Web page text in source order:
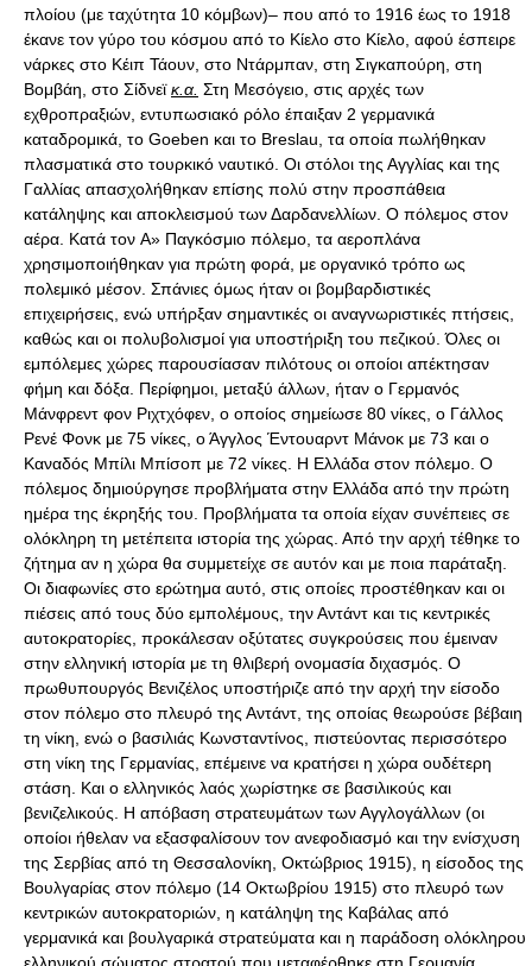
πλοίου (με ταχύτητα 10 κόμβων)– που από το 1916 έως το 1918
έκανε τον γύρο του κόσμου από το Κίελο στο Κίελο, αφού έσπειρε
νάρκες στο Κέιπ Τάουν, στο Ντάρμπαν, στη Σιγκαπούρη, στη
Βομβάη, στο Σίδνεϊκ.α. Στη Μεσόγειο, στις αρχές των εχθροπραξιών, εντυπωσιακό ρόλο έπαιξαν 2 γερμανικά καταδρομικά, το Goeben και το Breslau, τα οποία πωλήθηκαν πλασματικά στο τουρκικό ναυτικό. Οι στόλοι της Αγγλίας και της Γαλλίας απασχολήθηκαν επίσης πολύ στην προσπάθεια κατάληψης και αποκλεισμού των Δαρδανελλίων. Ο πόλεμος στον αέρα. Κατά τον A» Παγκόσμιο πόλεμο, τα αεροπλάνα χρησιμοποιήθηκαν για πρώτη φορά, με οργανικό τρόπο ως πολεμικό μέσον. Σπάνιες όμως ήταν οι βομβαρδιστικές επιχειρήσεις, ενώ υπήρξαν σημαντικές οι αναγνωριστικές πτήσεις, καθώς και οι πολυβολισμοί για υποστήριξη του πεζικού. Όλες οι εμπόλεμες χώρες παρουσίασαν πιλότους οι οποίοι απέκτησαν φήμη και δόξα. Περίφημοι, μεταξύ άλλων, ήταν ο Γερμανός Μάνφρεντ φον Ριχτχόφεν, ο οποίος σημείωσε 80 νίκες, ο Γάλλος Ρενέ Φονκ με 75 νίκες, ο Άγγλος Έντουαρντ Μάνοκ με 73 και ο Καναδός Μπίλι Μπίσοπ με 72 νίκες. Η Ελλάδα στον πόλεμο. Ο πόλεμος δημιούργησε προβλήματα στην Ελλάδα από την πρώτη ημέρα της έκρηξής του. Προβλήματα τα οποία είχαν συνέπειες σε ολόκληρη τη μετέπειτα ιστορία της χώρας. Από την αρχή τέθηκε το ζήτημα αν η χώρα θα συμμετείχε σε αυτόν και με ποια παράταξη. Οι διαφωνίες στο ερώτημα αυτό, στις οποίες προστέθηκαν και οι πιέσεις από τους δύο εμπολέμους, την Αντάντ και τις κεντρικές αυτοκρατορίες, προκάλεσαν οξύτατες συγκρούσεις που έμειναν στην ελληνική ιστορία με τη θλιβερή ονομασία διχασμός. Ο πρωθυπουργός Βενιζέλος υποστήριζε από την αρχή την είσοδο στον πόλεμο στο πλευρό της Αντάντ, της οποίας θεωρούσε βέβαιη τη νίκη, ενώ ο βασιλιάς Κωνσταντίνος, πιστεύοντας περισσότερο στη νίκη της Γερμανίας, επέμεινε να κρατήσει η χώρα ουδέτερη στάση. Και ο ελληνικός λαός χωρίστηκε σε βασιλικούς και βενιζελικούς. Η απόβαση στρατευμάτων των Αγγλογάλλων (οι οποίοι ήθελαν να εξασφαλίσουν τον ανεφοδιασμό και την ενίσχυση της Σερβίας από τη Θεσσαλονίκη, Οκτώβριος 1915), η είσοδος της Βουλγαρίας στον πόλεμο (14 Οκτωβρίου 1915) στο πλευρό των κεντρικών αυτοκρατοριών, η κατάληψη της Καβάλας από γερμανικά και βουλγαρικά στρατεύματα και η παράδοση ολόκληρου ελληνικού σώματος στρατού που μεταφέρθηκε στη Γερμανία (Σεπτέμβριος 1916), όξυναν την κρίση, και ο Βενιζέλος σχημάτισε χωριστή προσωρινή κυβέρνηση στη Θεσσαλονίκη (9 Οκτωβρίου) η οποία κήρυξε τον πόλεμο εναντίον της Γερμανίας (23 Νοεμβρίου). Στις 11 Ιουνίου 1917, οι Αγγλογάλλοι αξίωσαν την παραίτηση του Κωνσταντίνου, τον οποίο κατηγορούσαν ως γερμανόφιλο. Ο βασιλιάς έφυγε στην Ελβετία, ο Βενιζέλος σχημάτισε κυβέρνηση στην Αθήνα και στις 2 Ιουλίου η Ελλάδα συμμετείχε επίσημα στον πόλεμο στο πλευρό της Αντάντ. Η ενεργητική συμμετοχή της Ελλάδας ενίσχυσε το συμμαχικό μέτωπο της Βαλκανικής και επέτρεψε την προετοιμασία της αντεπίθεσης. Οι πρώτες αντεπιθέσεις με αξιόλογες, αν και τοπικές επιτυχίες, σημειώθηκαν αμέσως (φθινόπωρο του 1917), με συμμετοχή και ελληνικών μονάδων στο πλευρό των αγγλογαλλικών καθώς και των σερβικών, που είχαν στο μεταξύ ανασυγκροτηθεί στο ελληνικό έδαφος. Τον Μάιο 1918, καθαρά ελληνικές δυνάμεις σημείωσαν την πρώτη αξιόλογη συμμαχική επιτυχία με την ανακατάληψη του Σκρα, που είχε ως σπουδαιότερη συνέπεια την κατάπτωση του ηθικού των Βουλγάρων. Έτσι, όταν στις 15 Σεπτεμβρίου εξαπολύθηκε η μεγάλη συμμαχική επίθεση στο Mακεδονικό μέτωπο, οι επιτυχίες ακολούθησαν η μία την άλλη. Τα σερβικά στρατεύματα, ενισχυμένα από ελληνικά και γαλλικά, απελευθέρωναν τα πρώτα τμήματα του εθνικού τους εδάφους και στις 21 έφταναν στο Μοναστήρι, ενώ στις 18, άλλη επίθεση ελληνικών και αγγλικών δυνάμεων διασπούσε ανατολικότερα το γερμανοβουλγαρικό μέτωπο προς τον Στρυμόνα. Το αποτέλεσμα ήταν άμεσο. Οι Βούλγαροι αντελήφθησαν ότι η ήττα ήταν πλέον αναπόφευκτη και, για vα αποφύγουν την κατάληψη βουλγαρικών εδαφών από ελληνικά και σερβικά στρατεύματα, έσπευσαν να υπογράψουν ανακωχή (29 Σεπτεμβρίου). Οι επιτυχίες αυτές σήμαναν την αρχή του τέλους των κεντρικών αυτοκρατοριών. Πρώτη έσπευσε vα ακολουθήσει το βουλγαρικό παράδειγμα η Τουρκία. Β’ Παγκοσμιος πόλεμος. Η περίοδος από την ειρήνη των Βερσαλιών έως την έκρηξη του B» Παγκοσμίου πολέμου, ονομάστηκε μακρά ανακωχή. Στην πραγματικότητα κανείς από τους νικητές δεν θεωρούσε τον εαυτό του ικανοποιημένο από τα αποτελέσματα της Διάσκεψης Ειρήνης του Παρισιού, ενώ η Γερμανία χαρακτήριζε ως diktat τους όρους που της επέβαλαν οι 4 Μεγάλοι. Από την άλλη πλευρά, έγινε γρήγορα φανερό ότι η Κοινωνία των Εθνών (KTE) δεν ήταν σε θέση να λύσει τις ποικίλες αφορμές διαφωνιών μεταξύ των διαφόρων κρατών, διότι δεν υπήρχε, στη νέα παγκόσμια συναυλία, αποτελεσματική πολιτική ισορροπία. Πραγματικά, στο δημιούργημα του Ουίλσον δεν προσχώρησαν οι Ηνωμένες Πολιτείες, κλεισμένες σε έναν σχεδόν αυστηρό απομονωτισμό και μέχρι το 1934 έλειπε και η ΕΣΣΔ η οποία αποκλείστηκε με μια υγειονομική ζώνη (cordon sanitaire). Οι αιτίες. Η ουσιαστική αδυναμία της Γαλλίας καθώς και η οικονομική αναγέννηση της Γερμανίας χαρακτήριζαν για πολύ καιρό την εύθραυστη ειρήνη, έστω και αν βρήκε προσωρινά κάποια ισορροπία, κυρίως χάρη σε ανθρώπους, όπως ο Γερμανός Στρέζεμαν και ο Γάλλος Μπριάν. Η άνοδος όμως στην εξουσία του εθνικοσοσιαλισμού στη Γερμανία και η προσέγγιση της φασιστικής Ιταλίας στις χιτλερικές θέσεις προκάλεσαν γρήγορα διαδοχικές κρίσεις που, από την κατάκτηση της Αιθιοπίας μέχρι την επέμβαση στον Iσπανικό Eμφύλιο πόλεμο και τον επανεξοπλισμό της Γερμανίας, αποκορυφώθηκαν στο Σύμφωνο του Μονάχου, αποκορύφωμα της πολιτικής του κατευνασμού (appeasement), που ακολουθούσαν έως τότε, περισσότερο ή λιγότερο από συμφώνου, η Γαλλία και η Μεγάλη Βρετανία. Το άδοξο όμως, τέλος, της Τσεχοσλοβακίας είχε τη δύναμη να ενώσει τελικά τις δύο δυτικές δυνάμεις, έστω και αν αυτό δεν μπορούσε πια vα αποτρέψει τη σύρραξη. Λίγους μήνες αργότερα, όταν οι Ναζί έθεσαν το ζήτημα του Ντάντσιχ, η Γαλλία και η Μεγάλη Βρετανία αναγκάστηκαν να καταλήξουν στο συμπέρασμα ότι έπρεπε να υπερασπίσουν με κάθε θυσία την Πολωνία και ότι, για να την υπερασπίσουν αποτελεσματικά, έπρεπε να ξαναγυρίσουν στην κλασική συμμαχία με τη Μόσχα. Αλλά και ο Χίτλερ, για να επιτύχει τη νέα του κατάκτηση, χρειαζόταν τη σοβιετική ουδετερότητα. Έτσι ξαφνικά, η ΕΣΣΔ έγινε το κέντρο του ενδιαφέροντος των Δυνάμεων. Από τη συμμαχική πλευρά υπήρχαν σοβαρά εμπόδια: πάνω απ» όλα η άρνηση της Πολωνίας, επειδή φοβόταν μήπως χάσει τις μεγάλες εκτάσεις που απέσπασε από την ΕΣΣΔ κατά τη διάρκεια του Eμφυλίου πολέμου (1921) και ύστερα η έντονη πια δυσπιστία μεταξύ δυτικών και Σοβιετικών. Το κλίμα, μέσα στο οποίο άρχισαν (1939) οι διαπραγματεύσεις μεταξύ Σοβιετικών, Γάλλων και Άγγλων, δεν ήταν το κατάλληλο ώστε να διαλύσει τις μεταξύ τους καχυποψίες. Οι αντιπρόσωποι της Γαλλίας και της Μεγάλης Βρετανίας άργησαν πολύ να πάνε στη Μόσχα και όταν έφτασαν, ο Μολότοφ (ο οποίος αντικατέστησε τον Λιτβίνοφ στη θέση του Επιτρόπου επί των Εξωτερικών) βρέθηκε μπροστά σε κατώτερους υπαλλήλους με πολύ περιορισμένες αρμοδιότητες. Οι συνομιλίες παρατείνονταν χωρίς αποτέλεσμα. Ξαφνικά, και με σπάνια διορατικότητα, ο Χίτλερ άρχισε διαπραγματεύσεις με τους Σοβιετικούς. Ο Ρίμπεντροπ στάλθηκε στη Μόσχα με τη ρητή εντολή να προσφέρει στους Σοβιετικούς όλα όσα του ζητήσουν. Στις 19 Αυγούστου υπεγράφη μια εμπορική συμφωνία μεταξύ Γερμανίας και Σοβιετικής Ένωσης και στις 23 του ίδιου μήνα γνωστοποιήθηκε ότι οι δύο δυνάμεις υπέγραψαν σύμφωνο μη επιθέσεως. Το σύμφωνο αυτό προκάλεσε, κατά την έκφραση του Χίτλερ, την εντύπωση βόμβας. Η σοβιετική προδοσία της δημοκρατικής ιδέας αντισταθμιζόταν με τη χιτλερική προδοσία της φασιστικής ιδεολογίας. Ο Μουσολίνι δεν έμεινε λιγότερο κατάπληκτος από τον Νταλαντιέ και τον Τσάμπερλεν. Τίποτε πια δεν μπορούσε να σώσει την Πολωνία. Τις λίγες όμως ημέρες οι οποίες απέμεναν μέχρι την ώρα X, ο Χίτλερ εξαπέλυσε μία επίθεση ειρήνης προσπαθώντας να εμποδίσει τη Γαλλία και τη Μεγάλη Βρετανία να συμμετάσχουν στον πόλεμο. Αλλά η ημέρα της 25ης Αυγούστου ήταν αποφασιστική· η Μεγάλη Βρετανία υπέγραψε με την Πολωνία μία συνθήκη συμμαχίας και αμοιβαίας βοήθειας. Οι τελευταίες εκκλήσεις του πάπα Πίου IB», του Ρούσβελτ, του βασιλιά του Βελγίου και της βασίλισσας Βιλελμίνης της Ολλανδίας, ακόμα και οι ιταλικές προσπάθειες για να βρεθεί κάποιος συμβιβασμός, δεν κατέληξαν πουθενά. Την 1η Σεπτεμβρίου τα γερμανικά στρατεύματα πέρασαν τα πολωνικά σύνορα, στις 3 η Μεγάλη Βρετανία, η Γαλλία, η Νέα Ζηλανδία, η Αυστραλία και η Ινδία, τις οποίες ακολούθησαν στις 9 και 10 η νότια Αφρική και ο Καναδάς, κήρυξαν τον πόλεμο εναντίον της Γερμανίας. Η Ιταλία –σύμφωνα με τους όρους οι οποίοι προσαρτήθηκαν στην πράξη επικύρωσης του Χαλύβδινου Συμφώνου (1939)– δήλωσε στη Γερμανία από τις 25 Αυγούστου ότι δεν θα μπορούσε να συμμετάσχει σε πόλεμο παρά μόνο μετά το 1942, κηρύχθηκε μη εμπόλεμος. Η εκστρατεία της Πολωνίας. Οι Γερμανοί παρέταξαν εναντίον της Πολωνίας περίπου 1.200.000 άνδρες σε 70 μεραρχίες, από τις oποίες 10 θωρακισμένες, 4 μηχανοκίνητες και 3 ορεινές. Ο στρατός αυτός τελούσε υπό τις διαταγές του στρατηγού Βάλτερ φον Μπράουχιτς και ήταν μοιρασμένος σε δύο ομάδες στρατιών: μία του Βορρά και μία του Νότου. Κάθε ομάδα στρατιών είχε στη διάθεσή της μια αεροπορική στρατιά με συνολική δύναμη 2.500 αεροπλάνων, η οποία, εκτός από τα κλασικά βομβαρδιστικά και καταδιωκτικά, διέθετε το τακτικό βομβαρδιστικό Stuka, έναν απόλυτο νεωτερισμό που, καθώς δρούσε σε στενή συνεργασία με τις θωρακισμένες ταξιαρχίες, αποτελούσε, μέχρι την εκστρατεία εναντίον της Ρωσίας, ίσως το επαναστατικότερο και τρομερότερο τακτικό όπλο της πανίσχυρης γερμανικής πολεμικής μηχανής. Στις χιτλερικές δυνάμεις, οι Πολωνοί αντέτασσαν 2 μεραρχίες πεζικού και 8 ταξιαρχίες ιππικού (οι οποίες τελικά έγιναν 30 και 14) οπλισμένες με υλικό του 1918, λιγοστό και απηρχαιωμένο πυροβολικό, καμιά αντιαεροπορική άμυνα, καμιά θωρακισμένη μονάδα, ελάχιστη και ξεπερασμένη αεροπορία. Στις 4 Σεπτεμβρίου, οι Γερμανοί, προελαύνοντας συγκεντρικά, κατέλαβαν την Τσεστοχόβα και στις 6 την Κρακοβία. Στις 9, μετά την κατάληψη του Λοτζ, απειλήθηκε σοβαρά η Βαρσοβία και η πολωνική κυβέρνηση κατέφυγε στο Πινσκ. Στο μεταξύ, ολοκληρωνόταν η κύκλωση του πολωνικού στρατού σε δυο μεγάλους θυλάκους. Στις 12 έπεσε το Λβοφ, στις 13 το Ντάντσιχ, στις 14 το Γκρόντνο και το Μπια